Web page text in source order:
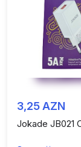
3,25 AZN
Jokade JB021